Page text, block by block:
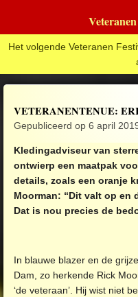
naar
hoofdinhoud
Het volgende Veteranen
VETERANENTENUE:
Gepubliceerd op 6 april
Kledingadviseur van
ontwierp een maatpak
details, zoals een oranje
Moorman: “Dit valt op en
Dat is nou precies de
In blauwe blazer en de
Dam, zo herkende Rick
‘de veteraan’. Hij wist niet